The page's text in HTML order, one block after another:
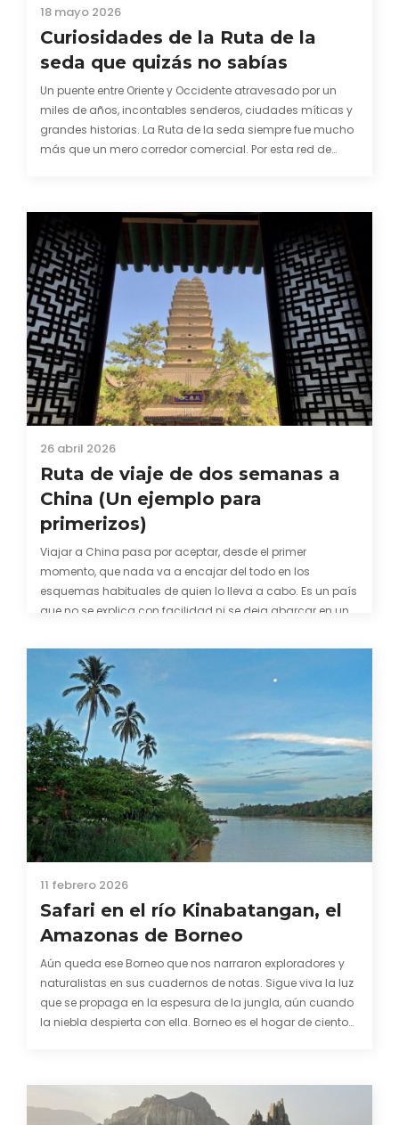
18 mayo 2026
Curiosidades de la Ruta de la
seda que quizás no sabías
Un puente entre Oriente y Occidente atravesado por un
miles de años, incontables senderos, ciudades míticas y
grandes historias. La Ruta de la seda siempre fue mucho
más que un mero corredor comercial. Por esta red de
26 abril 2026
Ruta de viaje de dos semanas a
China (Un ejemplo para
primerizos)
Viajar a China pasa por aceptar, desde el primer
momento, que nada va a encajar del todo en los
esquemas habituales de quien lo lleva a cabo. Es un país
que no se explica con facilidad ni se deja abarcar en una
11 febrero 2026
Safari en el río Kinabatangan, el
Amazonas de Borneo
Aún queda ese Borneo que nos narraron exploradores y
naturalistas en sus cuadernos de notas. Sigue viva la luz
que se propaga en la espesura de la jungla, aún cuando
la niebla despierta con ella. Borneo es el hogar de cientos